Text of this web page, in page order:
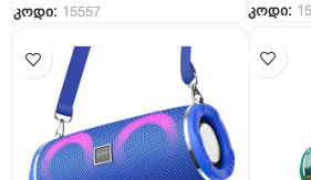
კოდი:
კოდი: 15557